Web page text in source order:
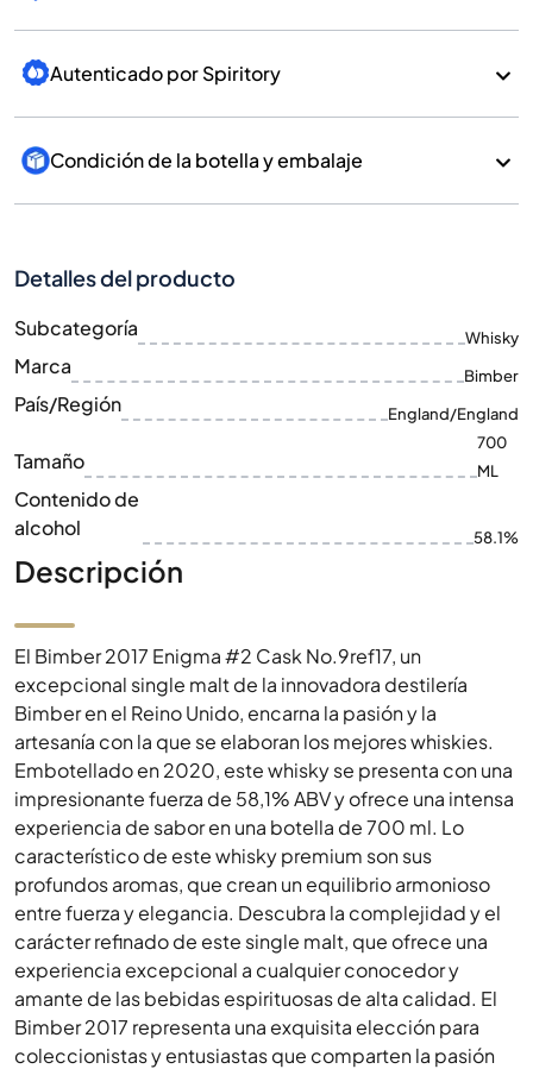
Autenticado por Spiritory
Condición de la botella y embalaje
Detalles del producto
Subcategoría Whisky
Marca Bimber
País/Región England/England
Tamaño
700
ML
Contenido de
alcohol
58.1%
Descripción
El Bimber 2017 Enigma #2 Cask No.9ref17, un
excepcional single malt de la innovadora destilería
Bimber en el Reino Unido, encarna la pasión y la
artesanía con la que se elaboran los mejores whiskies.
Embotellado en 2020, este whisky se presenta con una
impresionante fuerza de 58,1% ABV y ofrece una intensa
experiencia de sabor en una botella de 700 ml. Lo
característico de este whisky premium son sus
profundos aromas, que crean un equilibrio armonioso
entre fuerza y elegancia. Descubra la complejidad y el
carácter refinado de este single malt, que ofrece una
experiencia excepcional a cualquier conocedor y
amante de las bebidas espirituosas de alta calidad. El
Bimber 2017 representa una exquisita elección para
coleccionistas y entusiastas que comparten la pasión